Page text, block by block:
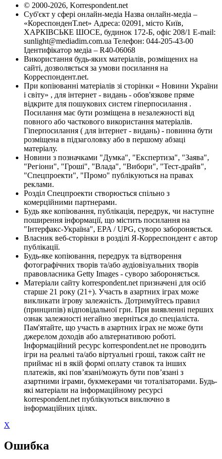
© 2000-2026, Korrespondent.net
Суб'єкт у сфері онлайн-медіа Назва онлайн-медіа –
«КореспонденТ.net» Адреса: 02091, місто Київ,
ХАРКІВСЬКЕ ШОСЕ, будинок 172-Б, офіс 208/1 E-mail:
sunlight@mediadim.com.ua Телефон: 044-205-43-00
Ідентифікатор медіа – R40-06068
Використання будь-яких матеріалів, розміщених на
сайті, дозволяється за умови посилання на
Корреспондент.net.
При копіюванні матеріалів зі сторінки « Новини України
і світу» , для інтернет - видань - обов'язкове пряме
відкрите для пошукових систем гіперпосилання .
Посилання має бути розміщена в незалежності від
повного або часткового використання матеріалів.
Гіперпосилання ( для інтернет - видань) - повинна бути
розміщена в підзаголовку або в першому абзаці
матеріалу.
Новини з позначками "Думка", "Експертиза", "Заява",
"Регіони", "Гроші", "Влада", "Вибори", "Тест-драйв",
"Спецпроекти", "Промо" публікуються на правах
реклами.
Розділ Спецпроекти створюється спільно з
комерційними партнерами.
Будь яке копіювання, публікація, передрук, чи наступне
поширення інформації, що містить посилання на
"Інтерфакс-Україна", EPA / UPG, суворо забороняється.
Власник веб-сторінки в розділі Я-Корреспондент є автор
публікації.
Будь-яке копіювання, передрук та відтворення
фотографічних творів та/або аудіовізуальних творів
правовласника Getty Images - суворо забороняється.
Матеріали сайту korrespondent.net призначені для осіб
старше 21 року (21+). Участь в азартних іграх може
викликати ігрову залежність. Дотримуйтесь правил
(принципів) відповідальної гри. При виявленні перших
ознак залежності негайно зверніться до спеціаліста.
Пам'ятайте, що участь в азартних іграх не може бути
джерелом доходів або альтернативою роботі.
Інформаційний ресурс korrespondent.net не проводить
ігри на реальні та/або віртуальні гроші, також сайт не
приймає ні в якій формі оплату ставок та інших
платежів, які пов’язані/можуть бути пов’язані з
азартними іграми, букмекерами чи тоталізаторами. Будь-
які матеріали на інформаційному ресурсі
korrespondent.net публікуються виключно в
інформаційних цілях.
X
Ошибка